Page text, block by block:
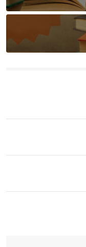
التي ارتبطت
خاصة، حيث يحرص